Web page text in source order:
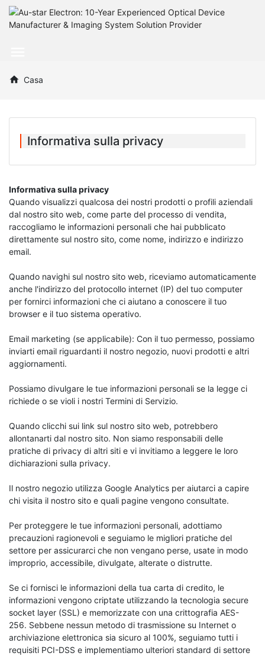
Casa
Informativa sulla privacy
Informativa sulla privacy
Quando visualizzi qualcosa dei nostri prodotti o profili aziendali
dal nostro sito web, come parte del processo di vendita,
raccogliamo le informazioni personali che hai pubblicato
direttamente sul nostro sito, come nome, indirizzo e indirizzo
email.
Quando navighi sul nostro sito web, riceviamo automaticamente
anche l'indirizzo del protocollo internet (IP) del tuo computer
per fornirci informazioni che ci aiutano a conoscere il tuo
browser e il tuo sistema operativo.
Email marketing (se applicabile): Con il tuo permesso, possiamo
inviarti email riguardanti il nostro negozio, nuovi prodotti e altri
aggiornamenti.
Possiamo divulgare le tue informazioni personali se la legge ci
richiede o se violi i nostri Termini di Servizio.
Quando clicchi sui link sul nostro sito web, potrebbero
allontanarti dal nostro sito. Non siamo responsabili delle
pratiche di privacy di altri siti e vi invitiamo a leggere le loro
dichiarazioni sulla privacy.
Il nostro negozio utilizza Google Analytics per aiutarci a capire
chi visita il nostro sito e quali pagine vengono consultate.
Per proteggere le tue informazioni personali, adottiamo
precauzioni ragionevoli e seguiamo le migliori pratiche del
settore per assicurarci che non vengano perse, usate in modo
improprio, accessibile, divulgate, alterate o distrutte.
Se ci fornisci le informazioni della tua carta di credito, le
informazioni vengono criptate utilizzando la tecnologia secure
socket layer (SSL) e memorizzate con una crittografia AES-
256. Sebbene nessun metodo di trasmissione su Internet o
archiviazione elettronica sia sicuro al 100%, seguiamo tutti i
requisiti PCI-DSS e implementiamo ulteriori standard di settore